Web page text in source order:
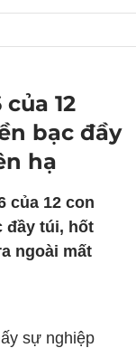
12
bạc đầy
hạ
của 12 con
đầy túi, hốt
ngoài mất
sự nghiệp